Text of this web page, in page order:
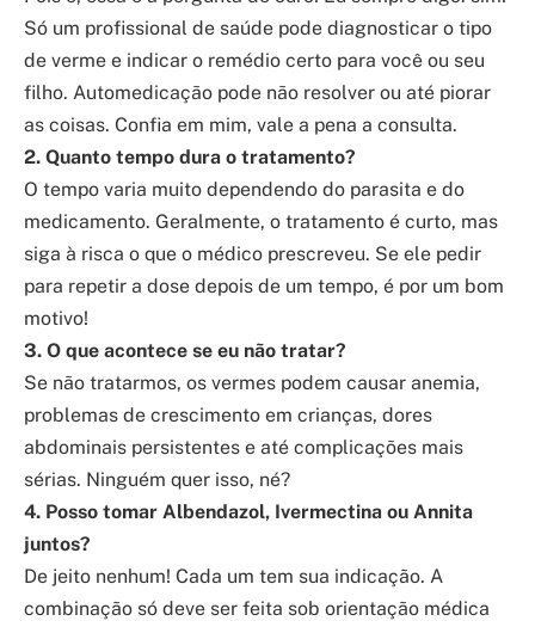
Só um profissional de saúde pode diagnosticar o tipo
de verme e indicar o remédio certo para você ou seu
filho. Automedicação pode não resolver ou até piorar
as coisas. Confia em mim, vale a pena a consulta.
2. Quanto tempo dura o tratamento?
O tempo varia muito dependendo do parasita e do
medicamento. Geralmente, o tratamento é curto, mas
siga à risca o que o médico prescreveu. Se ele pedir
para repetir a dose depois de um tempo, é por um bom
motivo!
3. O que acontece se eu não tratar?
Se não tratarmos, os vermes podem causar anemia,
problemas de crescimento em crianças, dores
abdominais persistentes e até complicações mais
sérias. Ninguém quer isso, né?
4. Posso tomar Albendazol, Ivermectina ou Annita
juntos?
De jeito nenhum! Cada um tem sua indicação. A
combinação só deve ser feita sob orientação médica